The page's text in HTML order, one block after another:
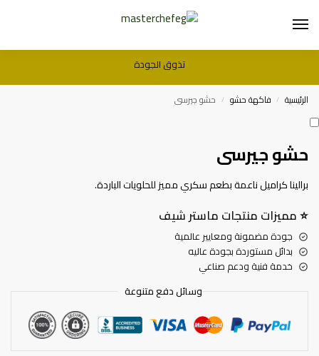
تذوق الجودة
الرئيسية / فاكهة حشو / حشو جيرسى
حشو جيرسى
برالينا كراميل ناعمة بطعم سكري مميز للحلويات الباردة.
⭐مميزات منتجات ماستر شيف
جودة مضمونة ومعايير عالمية
بدائل مستوردة بجودة عاليه
خدمة فنية ودعم صناعي
وسائل دفع متنوعة